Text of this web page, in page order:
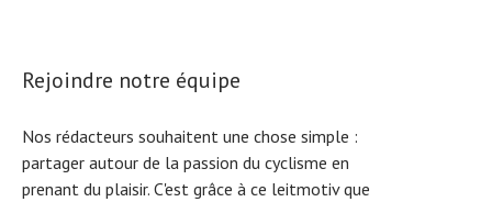
Rejoindre notre équipe
Nos rédacteurs souhaitent une chose simple :
partager autour de la passion du cyclisme en
prenant du plaisir. C'est grâce à ce leitmotiv que